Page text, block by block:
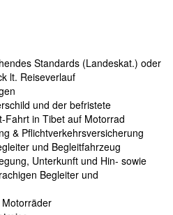
Standards (Landeskat.) oder
lt. Reiseverlauf
und der befristete
Fahrt in Tibet auf Motorrad
& Pflichtverkehrsversicherung
und Begleitfahrzeug
Unterkunft und Hin- sowie
Begleiter und